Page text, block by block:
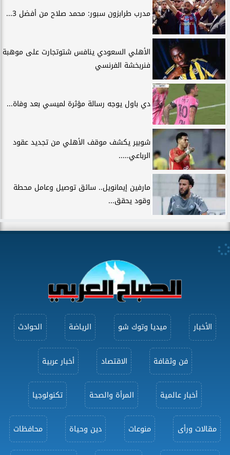
مدرب طرابزون سبور: محمد صلاح من أفضل 3...
الأهلي السعودي ينافس شتوتجارت على موهبة
فنربخشة الفرنسي
دي باول يوجه رسالة مؤثرة لميسي بعد وفاة...
شوبير يكشف موقف الأهلي من تجديد عقود
الرباعي.....
مارفين إيمانويل.. سائق توصيل وعامل محطة
وقود يحقق...
الأخبار ميديا وتوك شو الرياضة الحوادث
فن وثقافة الاقتصاد أخبار عربية
أخبار عالمية المرأة والصحة تكنولوجيا
مقالات ورأى منوعات دين وحياة محافظات